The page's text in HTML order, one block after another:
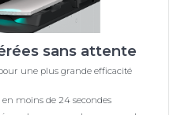
sans attente
une plus grande efficacité
moins de 24 secondes